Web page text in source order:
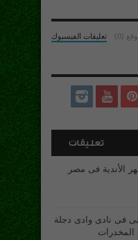
تعليقات الفيسبوك (0)
تعليقات
الأندية فى مصر
فى نادى وادى دجلة
المخدرات